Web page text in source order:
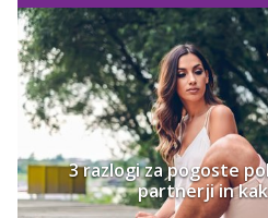
3 razlogi za pogoste
partnerji in